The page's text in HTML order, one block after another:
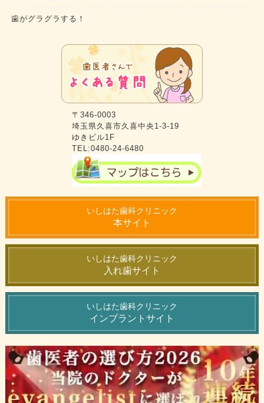
歯がグラグラする！
〒346-0003
埼玉県久喜市久喜中央1-3-19
ゆきビル1F
TEL:0480-24-6480
いしはた歯科クリニック
本サイト
いしはた歯科クリニック
入れ歯サイト
いしはた歯科クリニック
インプラントサイト